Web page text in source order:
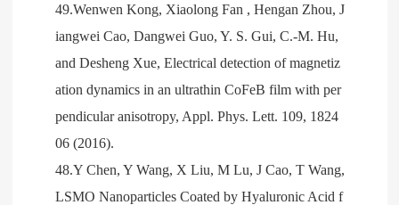
49.Wenwen Kong, Xiaolong Fan , Hengan Zhou, J
iangwei Cao, Dangwei Guo, Y. S. Gui, C.-M. Hu,
and Desheng Xue, Electrical detection of magnetiz
ation dynamics in an ultrathin CoFeB film with per
pendicular anisotropy, Appl. Phys. Lett. 109, 1824
06 (2016).
48.Y Chen, Y Wang, X Liu, M Lu, J Cao, T Wang,
LSMO Nanoparticles Coated by Hyaluronic Acid f